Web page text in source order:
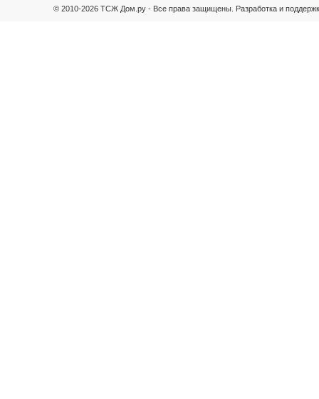
© 2010-2026 ТСЖ Дом.ру - Все права защищены. Разработка и